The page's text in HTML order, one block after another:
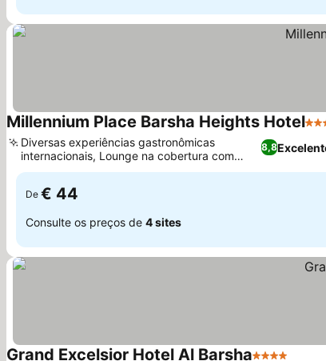
Millennium Place Barsha Heights Hotel4
8,8
Diversas experiências gastronômicas
internacionais, Lounge na cobertura com
vistas panorâmicas da cidade
De € 44
Consulte os preços de 4 sites
Grand Excelsior Hotel Al Barsha